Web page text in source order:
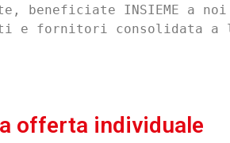
beneficiate INSIEME a
e fornitori consolidata a
offerta individuale